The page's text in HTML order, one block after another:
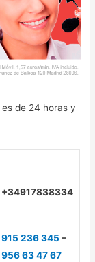
es de 24 horas y
+34917838334
915 236 345 –
956 63 47 67